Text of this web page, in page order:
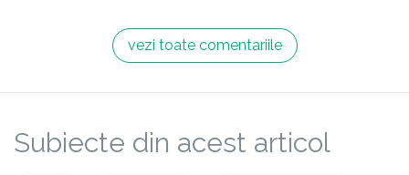
vezi toate comentariile
Subiecte din acest articol